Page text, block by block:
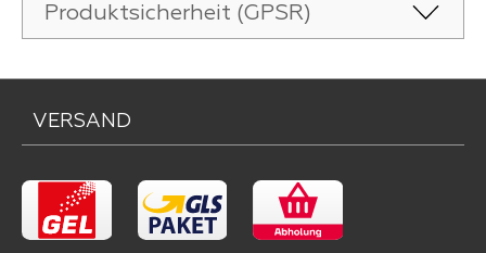
Produktsicherheit (GPSR)
VERSAND